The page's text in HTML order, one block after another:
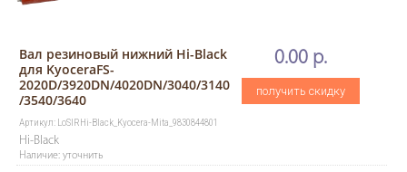
Вал резиновый нижний Hi-Black
для KyoceraFS-
2020D/3920DN/4020DN/3040/3140
/3540/3640
Артикул: LoSlRHi-Black_Kyocera-Mita_9830844801
Hi-Black
Наличие: уточнить
0.00 р.
получить скидку